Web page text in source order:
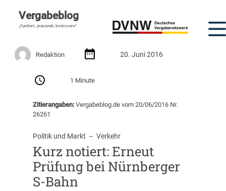
Vergabeblog
„Fundiert, praxisnah, kontrovers“
Redaktion 20. Juni 2016
1 Minute
Zitierangaben:Vergabeblog.de vom 20/06/2016 Nr.
26261
Politik und Markt
  –
Verkehr
Kurz notiert: Erneut
Prüfung bei Nürnberger
S-Bahn